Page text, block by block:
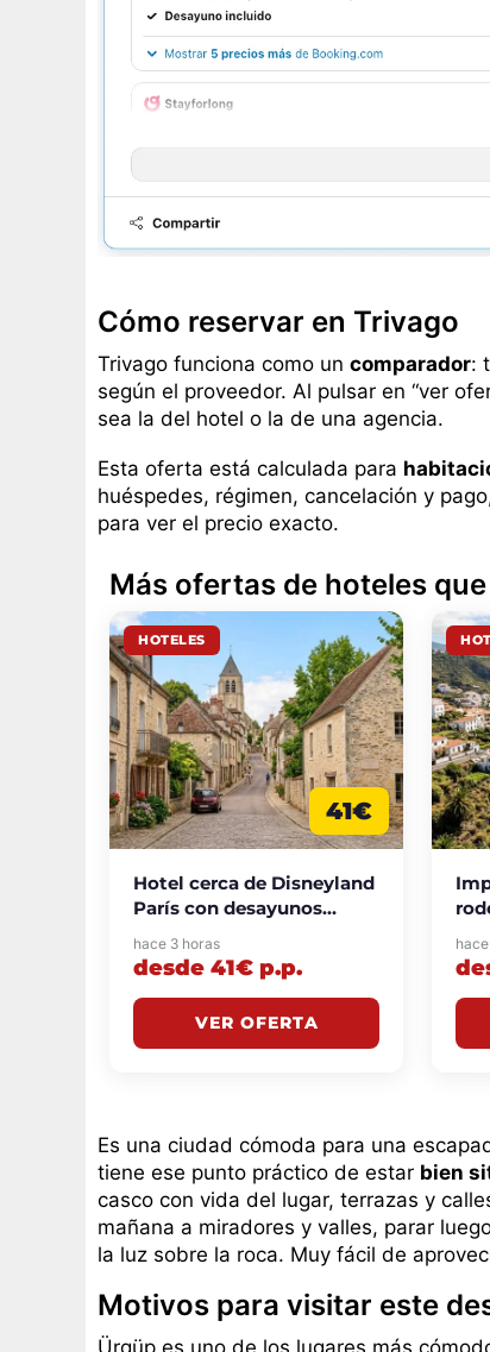
Cómo reservar en Trivago
Trivago funciona como un comparador:
según el proveedor. Al pulsar en “ver
sea la del hotel o la de una agencia.
Esta oferta está calculada para
huéspedes, régimen, cancelación y
para ver el precio exacto.
Más ofertas de hoteles
HOTELES
41€
Hotel cerca de Disneyland
París con desayunos
incluidos desde 41€
p.p./noche
hace 3 horas
desde 41€ p.p.
VER OFERTA
Es una ciudad cómoda para una
tiene ese punto práctico de estar bien
casco con vida del lugar, terrazas y
mañana a miradores y valles, parar
la luz sobre la roca. Muy fácil de
Motivos para visitar este
Ürgüp es uno de los lugares más